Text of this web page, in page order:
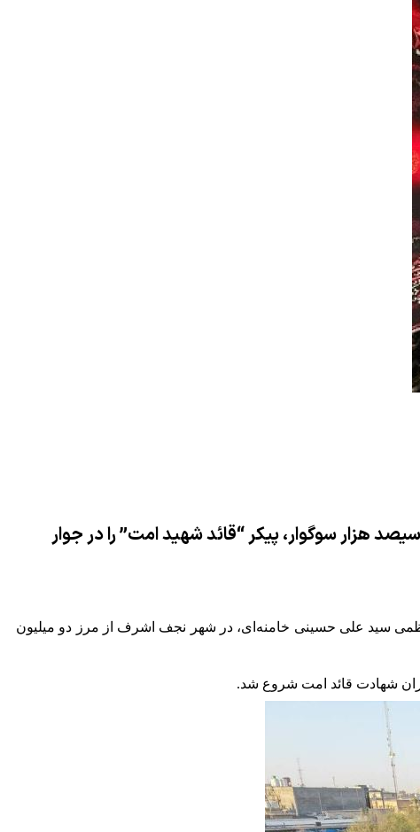
حماسه‌ی حضور میلیونی مردم در نجف اشرف رقم خورد؛ بیش از ۲ میلیون و سیصد هزار سوگوار، پیکر “قائد شهید امت” را در جوار
سید علی حسینی خامنه‌ای، در شهر نجف اشرف از مرز دو میلیون